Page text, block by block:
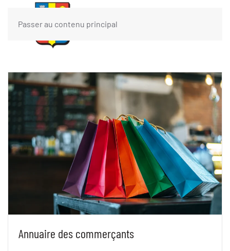
Passer au contenu principal
Annuaire des commerçants